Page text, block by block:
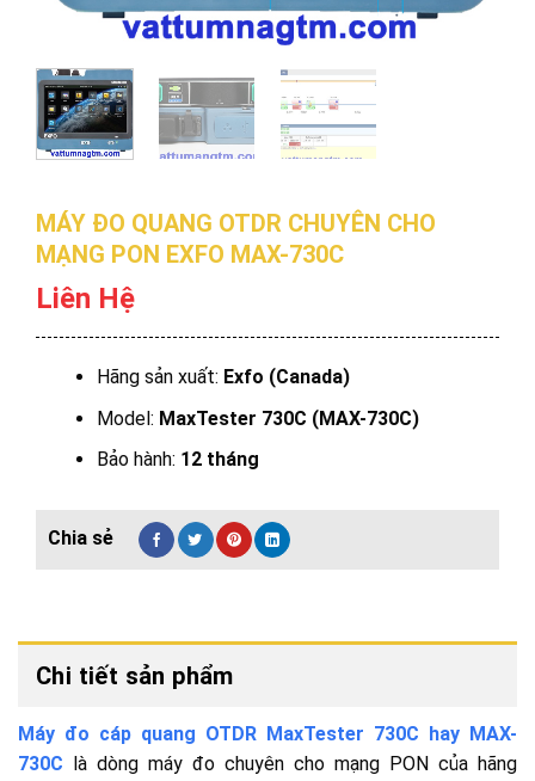
MÁY ĐO QUANG OTDR CHUYÊN CHO
MẠNG PON EXFO MAX-730C
Liên Hệ
Hãng sản xuất: Exfo (Canada)
Model: MaxTester 730C (MAX-730C)
Bảo hành: 12 tháng
Chi tiết sản phẩm
Máy đo cáp quang OTDR MaxTester 730C hay MAX-
730C là dòng máy đo chuyên cho mạng PON của hãng